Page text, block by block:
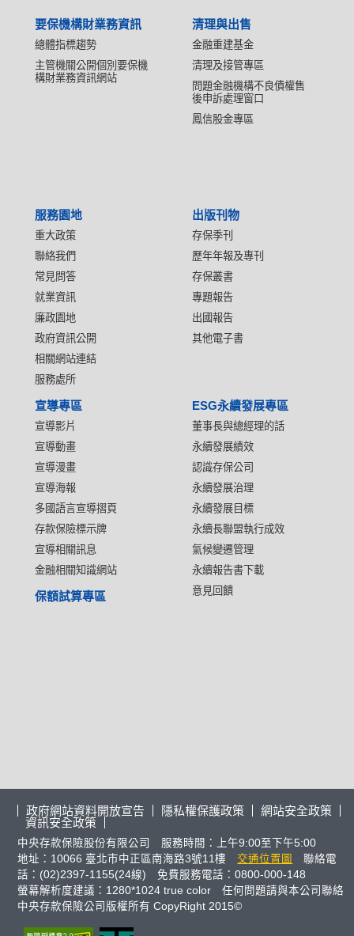
要保機構財業務資訊
總體指標趨勢
主管機關公開個別要保機
構財業務資訊網站
清理與出售
金融重建基金
清理及接管專區
問題金融機構不良債權售
後申訴處理窗口
鳳信股金專區
服務園地
重大政策
聯絡我們
常見問答
就業資訊
廉政園地
政府資訊公開
相關網站連結
服務處所
出版刊物
存保季刊
歷年年報及專刊
存保叢書
專題報告
出國報告
其他電子書
宣導專區
宣導影片
宣導動畫
宣導漫畫
宣導海報
多國語言宣導摺頁
存款保險標示牌
宣導相關訊息
金融相關知識網站
ESG永續發展專區
董事長與總經理的話
永續發展績效
認識存保公司
永續發展治理
永續發展目標
永續長聯盟執行成效
氣候變遷管理
永續報告書下載
意見回饋
保額試算專區
政府網站資料開放宣告 隱私權保護政策
網站安全政策
資訊安全政策
中央存款保險股份有限公司 服務時間：上午9:00至下午5:00
地址：10066 臺北市中正區南海路3號11樓
交通位置圖
聯絡電
話：(02)2397-1155(24線) 免費服務電話：0800-000-148
螢幕解析度建議：1280*1024 true color 任何問題請與本公司聯絡
中央存款保險公司版權所有 CopyRight 2015©